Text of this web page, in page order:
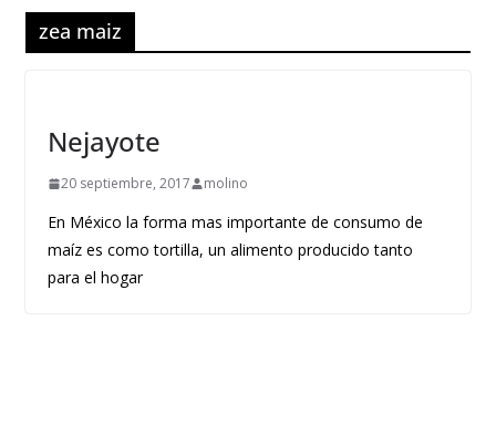
zea maiz
Nejayote
20 septiembre, 2017 molino
En México la forma mas importante de consumo de
maíz es como tortilla, un alimento producido tanto
para el hogar